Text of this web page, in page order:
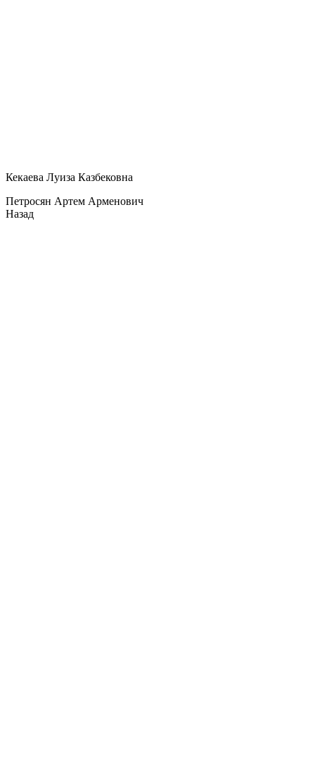
Кекаева Луиза Казбековна
Петросян Артем Арменович
Назад